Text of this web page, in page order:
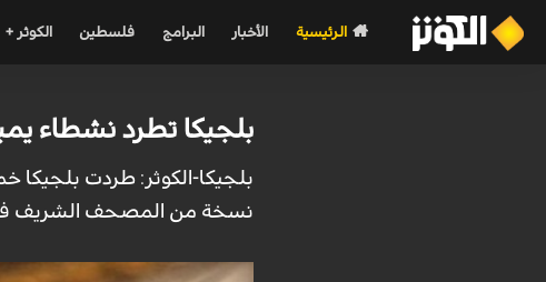
الرئيسية الأخبار البرامج فلسطين الكوثر +
بلجيكا تطرد نشطاء
بلجيكا-الكوثر: طردت
نسخة من المصحف الشريف